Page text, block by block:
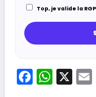
Top, je valide la
X